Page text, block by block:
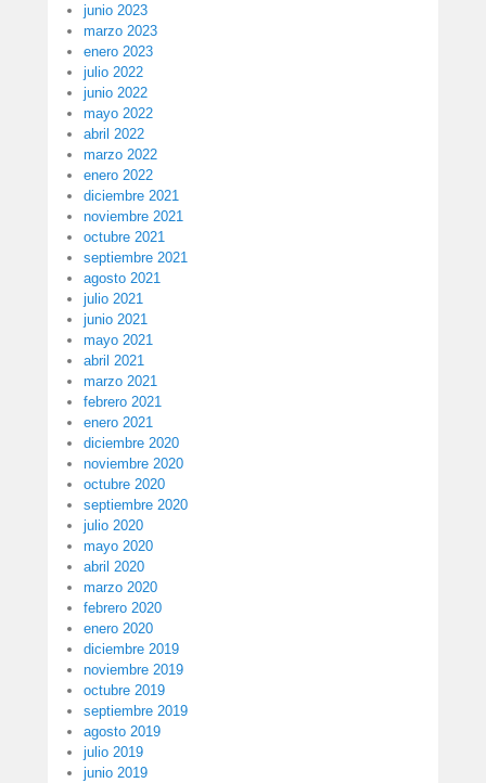
junio 2023
marzo 2023
enero 2023
julio 2022
junio 2022
mayo 2022
abril 2022
marzo 2022
enero 2022
diciembre 2021
noviembre 2021
octubre 2021
septiembre 2021
agosto 2021
julio 2021
junio 2021
mayo 2021
abril 2021
marzo 2021
febrero 2021
enero 2021
diciembre 2020
noviembre 2020
octubre 2020
septiembre 2020
julio 2020
mayo 2020
abril 2020
marzo 2020
febrero 2020
enero 2020
diciembre 2019
noviembre 2019
octubre 2019
septiembre 2019
agosto 2019
julio 2019
junio 2019